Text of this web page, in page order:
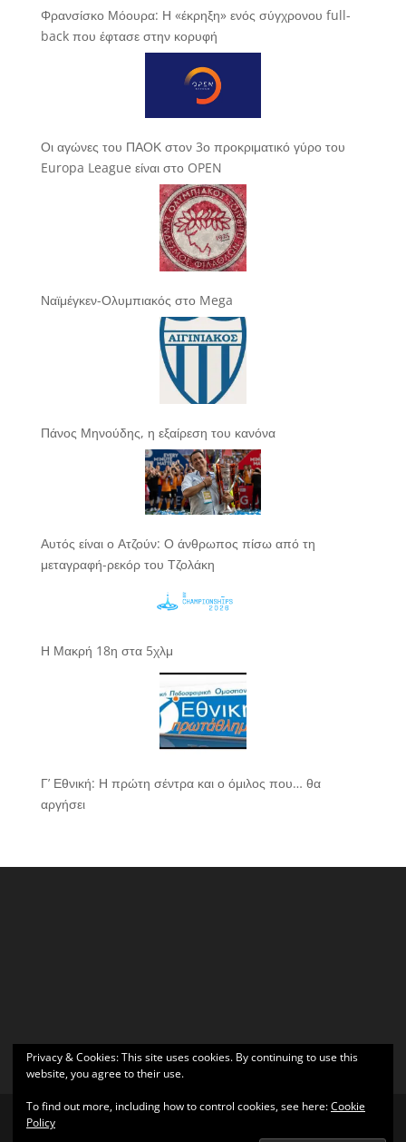
Φρανσίσκο Μόουρα: Η «έκρηξη» ενός σύγχρονου full-
back που έφτασε στην κορυφή
Οι αγώνες του ΠΑΟΚ στον 3ο προκριματικό γύρο του
Europa League είναι στο OPEN
Ναϊμέγκεν-Ολυμπιακός στο Mega
Πάνος Μηνούδης, η εξαίρεση του κανόνα
Αυτός είναι ο Ατζούν: Ο άνθρωπος πίσω από τη
μεταγραφή-ρεκόρ του Τζολάκη
Η Μακρή 18η στα 5χλμ
Γ’ Εθνική: Η πρώτη σέντρα και ο όμιλος που… θα
αργήσει
Privacy & Cookies: This site uses cookies. By continuing to use this
website, you agree to their use.
To find out more, including how to control cookies, see here:Cookie
Policy